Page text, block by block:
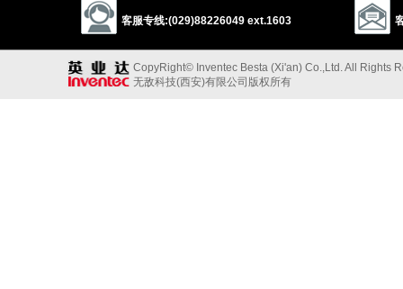
客服专线:(029)88226049 ext.1603
CopyRight© Inventec Besta (Xi'an) Co.,Ltd. All Rights
无敌科技(西安)有限公司版权所有